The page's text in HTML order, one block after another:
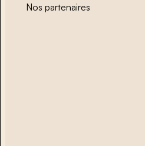
Nos partenaires